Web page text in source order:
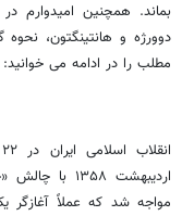
بماند. همچنین امیدوارم
مطلب را در ادامه می خوانید:
اردیبهشت
مواجه شد که عملاً آغازگر